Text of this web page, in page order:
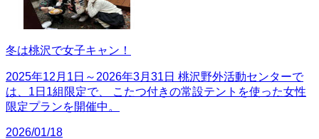
冬は桃沢で女子キャン！
2025年12月1日～2026年3月31日 桃沢野外活動センターで
は、1日1組限定で、 こたつ付きの常設テントを使った女性
限定プランを開催中。
2026/01/18